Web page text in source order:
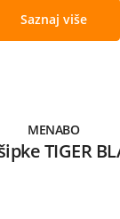
Saznaj više
MENABO
TIGER